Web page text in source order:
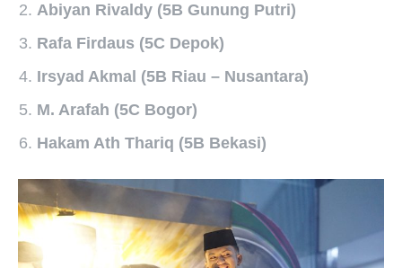
Abiyan Rivaldy (5B Gunung Putri)
Rafa Firdaus (5C Depok)
Irsyad Akmal (5B Riau – Nusantara)
M. Arafah (5C Bogor)
Hakam Ath Thariq (5B Bekasi)